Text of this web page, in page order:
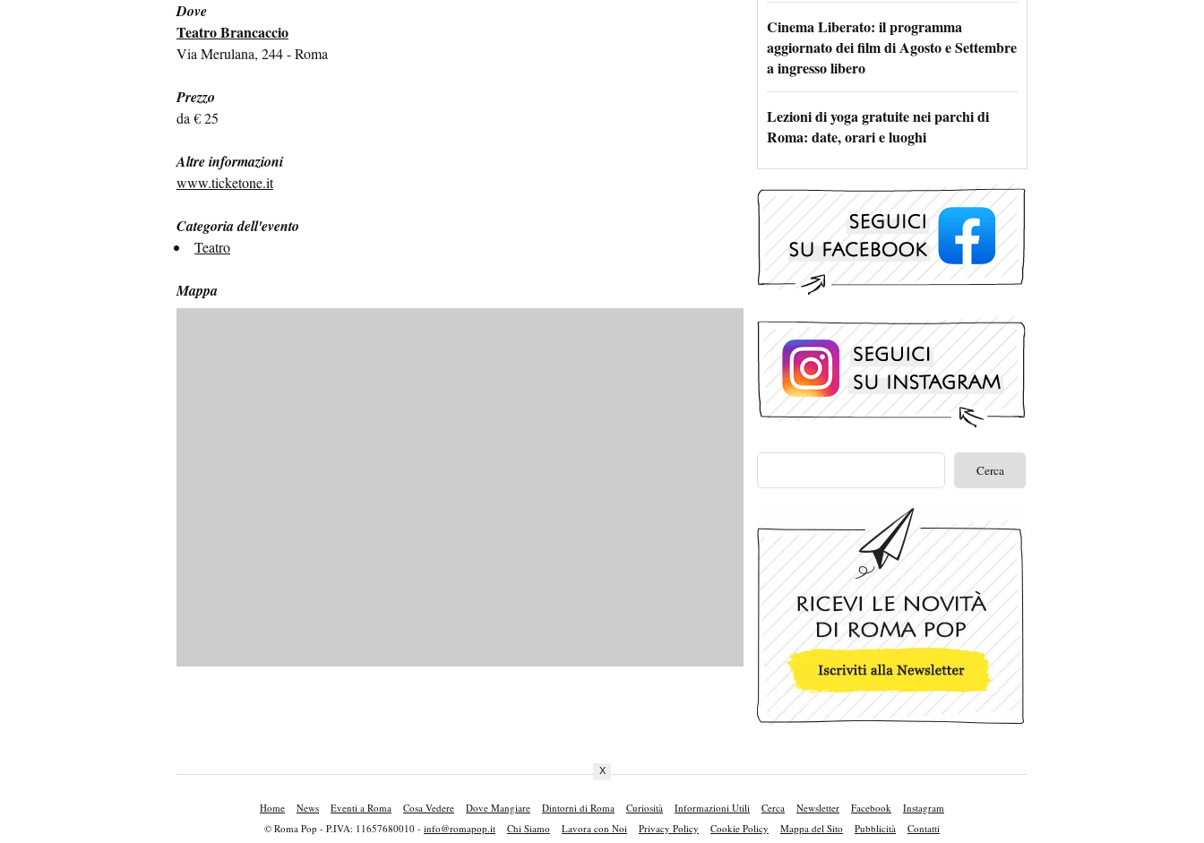
Dove
Teatro Brancaccio
Via Merulana, 244 - Roma
Prezzo
da € 25
Altre informazioni
www.ticketone.it
Categoria dell'evento
Teatro
Mappa
Cinema Liberato: il programma
aggiornato dei film di Agosto e Settembre
a ingresso libero
Lezioni di yoga gratuite nei parchi di
Roma: date, orari e luoghi
Home News Eventi a Roma Cosa Vedere Dove Mangiare Dintorni di Roma Curiosità Informazioni Utili Cerca Newsletter Facebook
Instagram
© Roma Pop - P.IVA: 11657680010 - info@romapop.it Chi Siamo Lavora con Noi Privacy Policy Cookie Policy Mappa del Sito Pubblicità Contatti
X